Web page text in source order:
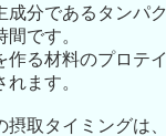
成分であるタンパ
です。
作る材料のプロテ
ます。
摂取タイミングは